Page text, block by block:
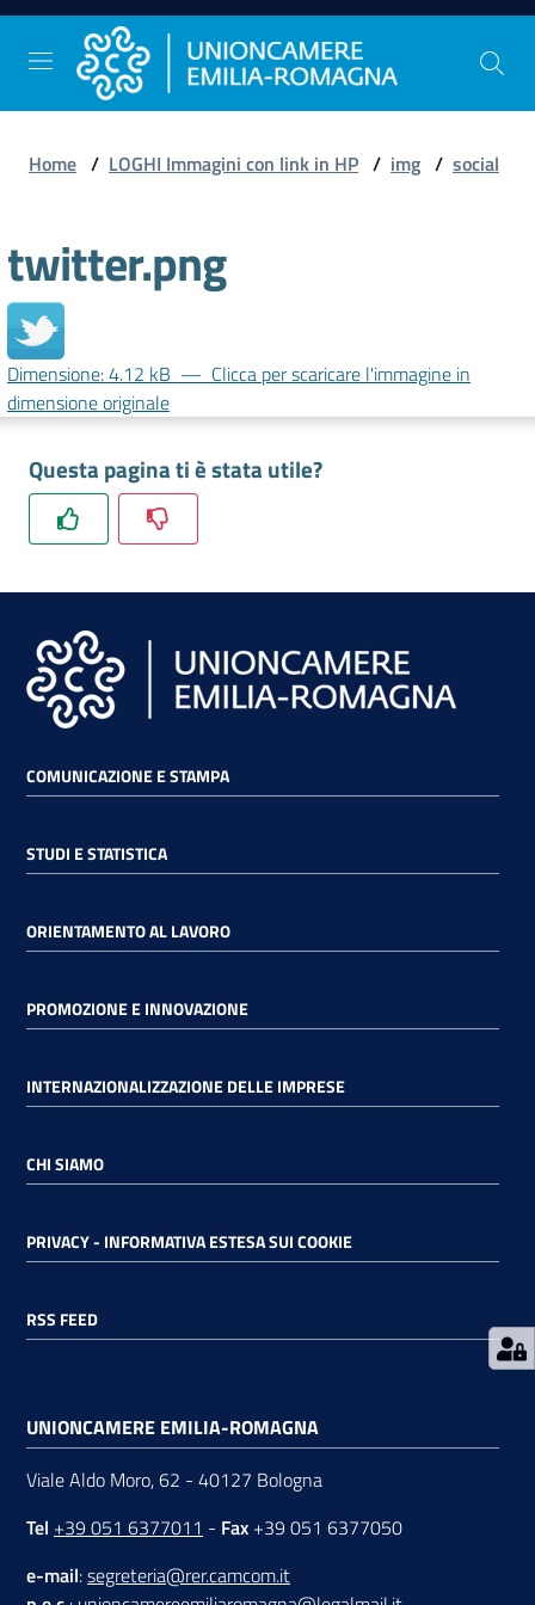
Vai al contenuto
Vai alla navigazione
Vai al footer
Stampa
Studi
e
Statistica
Orientamento
lavoro
Promozione
e
Innovazione
Internazionalizzazione
Imprese
Chi
Seguici
su
Home / LOGHI Immagini con link in HP / img / social
twitter.png
Dimensione: 4.12 kB — Clicca per scaricare l'immagine in
dimensione originale
Questa pagina ti è stata utile?
COMUNICAZIONE E STAMPA
STUDI E STATISTICA
ORIENTAMENTO AL LAVORO
PROMOZIONE E INNOVAZIONE
INTERNAZIONALIZZAZIONE DELLE IMPRESE
CHI SIAMO
PRIVACY - INFORMATIVA ESTESA SUI COOKIE
RSS FEED
UNIONCAMERE EMILIA-ROMAGNA
Viale Aldo Moro, 62 - 40127 Bologna
Tel +39 051 6377011 - Fax +39 051 6377050
e-mail:segreteria@rer.camcom.it